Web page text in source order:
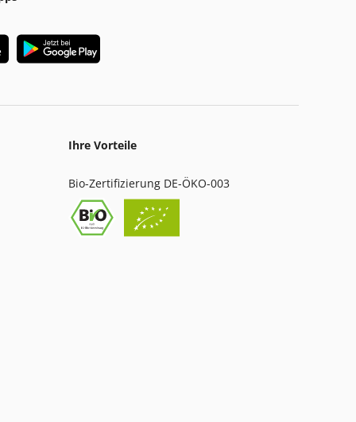
Ihre Vorteile
Bio-Zertifizierung DE-ÖKO-003